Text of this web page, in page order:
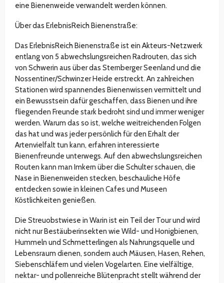
eine Bienenweide verwandelt werden können.
Über das ErlebnisReich Bienenstraße:
Das ErlebnisReich Bienenstraße ist ein Akteurs-Netzwerk
entlang von 5 abwechslungsreichen Radrouten, das sich
von Schwerin aus über das Sternberger Seenland und die
Nossentiner/Schwinzer Heide erstreckt. An zahlreichen
Stationen wird spannendes Bienenwissen vermittelt und
ein Bewusstsein dafür geschaffen, dass Bienen und ihre
fliegenden Freunde stark bedroht sind und immer weniger
werden. Warum das so ist, welche weitreichenden Folgen
das hat und was jeder persönlich für den Erhalt der
Artenvielfalt tun kann, erfahren interessierte
Bienenfreunde unterwegs. Auf den abwechslungsreichen
Routen kann man Imkern über die Schulter schauen, die
Nase in Bienenweiden stecken, beschauliche Höfe
entdecken sowie in kleinen Cafes und Museen
Köstlichkeiten genießen.
Die Streuobstwiese in Warin ist ein Teil der Tour und wird
nicht nur Bestäuberinsekten wie Wild- und Honigbienen,
Hummeln und Schmetterlingen als Nahrungsquelle und
Lebensraum dienen, sondern auch Mäusen, Hasen, Rehen,
Siebenschläfern und vielen Vogelarten. Eine vielfältige,
nektar- und pollenreiche Blütenpracht stellt während der